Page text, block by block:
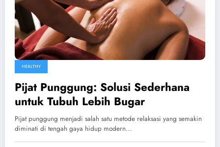
HEALTHY
Pijat Punggung: Solusi Sederhana
untuk Tubuh Lebih Bugar
Pijat punggung menjadi salah satu metode relaksasi yang semakin
diminati di tengah gaya hidup modern…